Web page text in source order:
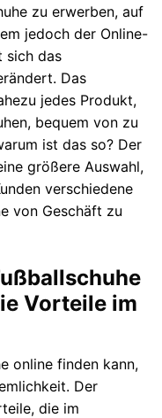
zu erwerben, auf
jedoch der Online-
sich das
Das
jedes Produkt,
bequem von zu
ist das so? Der
größere Auswahl,
verschiedene
von Geschäft zu
Vorteile im
online finden kann,
Der
die im